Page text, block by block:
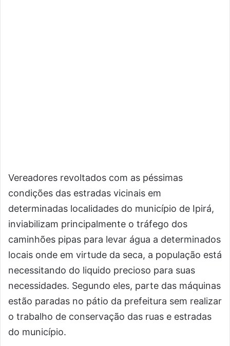
Vereadores revoltados com as péssimas
condições das estradas vicinais em
determinadas localidades do município de Ipirá,
inviabilizam principalmente o tráfego dos
caminhões pipas para levar água a determinados
locais onde em virtude da seca, a população está
necessitando do liquido precioso para suas
necessidades. Segundo eles, parte das máquinas
estão paradas no pátio da prefeitura sem realizar
o trabalho de conservação das ruas e estradas
do município.